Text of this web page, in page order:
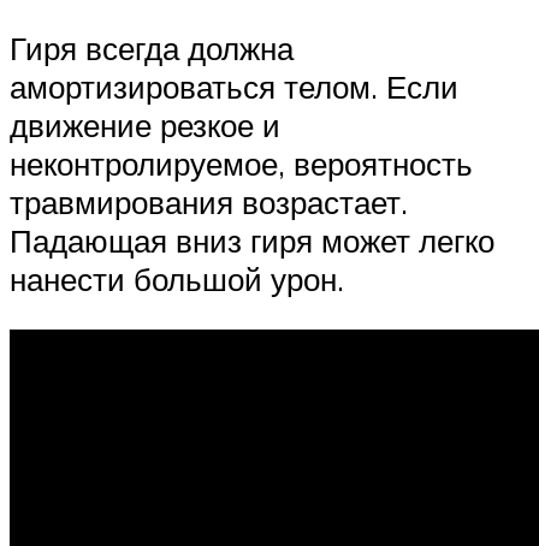
Гиря всегда должна
амортизироваться телом. Если
движение резкое и
неконтролируемое, вероятность
травмирования возрастает.
Падающая вниз гиря может легко
нанести большой урон.